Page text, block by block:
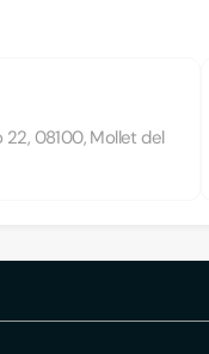
08100, Mollet del